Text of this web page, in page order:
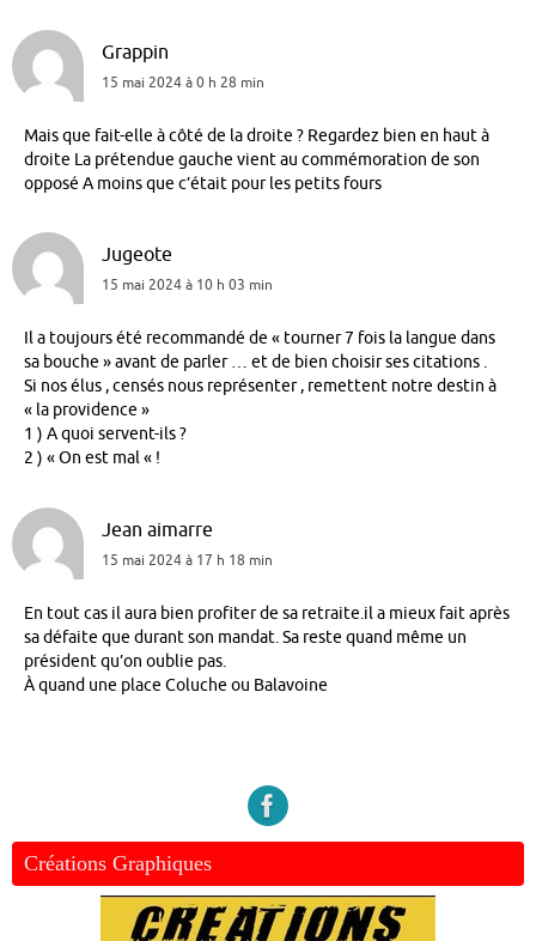
Grappin
15 mai 2024 à 0 h 28 min
Mais que fait-elle à côté de la droite ? Regardez bien en haut à
droite La prétendue gauche vient au commémoration de son
opposé A moins que c’était pour les petits fours
Jugeote
15 mai 2024 à 10 h 03 min
Il a toujours été recommandé de « tourner 7 fois la langue dans
sa bouche » avant de parler … et de bien choisir ses citations .
Si nos élus , censés nous représenter , remettent notre destin à
« la providence »
1 ) A quoi servent-ils ?
2 ) « On est mal « !
Jean aimarre
15 mai 2024 à 17 h 18 min
En tout cas il aura bien profiter de sa retraite.il a mieux fait après
sa défaite que durant son mandat. Sa reste quand même un
président qu’on oublie pas.
À quand une place Coluche ou Balavoine
Créations Graphiques